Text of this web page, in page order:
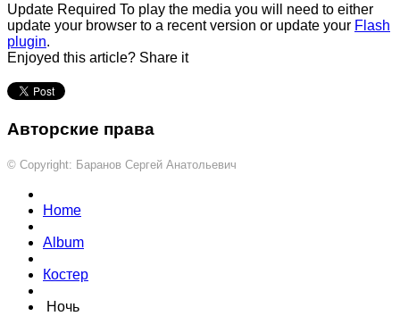
Update Required To play the media you will need to either
update your browser to a recent version or update your Flash
plugin.
Enjoyed this article? Share it
Авторские права
© Copyright: Баранов Сергей Анатольевич
Home
Album
Костер
Ночь